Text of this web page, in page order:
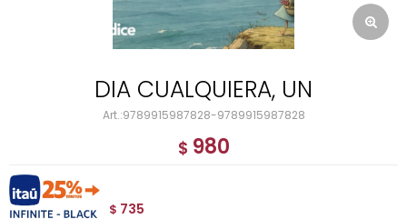
DIA CUALQUIERA, UN
9789915987828-9789915987828
$ 980
$ 735